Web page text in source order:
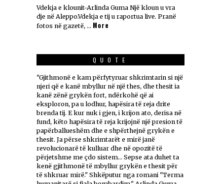
Vdekja e klounit-Arlinda Guma Një kloun u vra
dje në Aleppo.Vdekja e tij u raportua live. Pranë
fotos në gazetë, … More
QUOTE
"Gjithmonë e kam përfytyruar shkrimtarin si një
njeri që e kanë mbyllur në një thes, dhe thesit ia
kanë zënë grykën fort, ndërkohë që ai
eksploron, pa u lodhur, hapësira të reja drite
brenda tij. E kur nuk i gjen, i krijon ato, derisa në
fund, këto hapësira të reja krijojnë një presion të
papërballueshëm dhe e shpërthejnë grykën e
thesit. Ja përse shkrimtarët e mirë janë
revolucionarë të kulluar dhe në opozitë të
përjetshme me çdo sistem... Sepse ata duhet ta
kenë gjithmonë të mbyllur grykën e thesit për
të shkruar mirë." Shkëputur nga romani "Terma